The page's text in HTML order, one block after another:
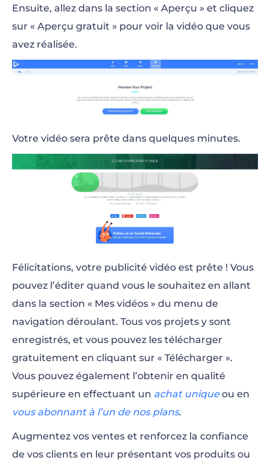
Ensuite, allez dans la section « Aperçu » et cliquez
sur « Aperçu gratuit » pour voir la vidéo que vous
avez réalisée.
Votre vidéo sera prête dans quelques minutes.
Félicitations, votre publicité vidéo est prête ! Vous
pouvez l’éditer quand vous le souhaitez en allant
dans la section « Mes vidéos » du menu de
navigation déroulant. Tous vos projets y sont
enregistrés, et vous pouvez les télécharger
gratuitement en cliquant sur « Télécharger ».
Vous pouvez également l’obtenir en qualité
supérieure en effectuant un achat uniqueou en
vous abonnant à l’un de nos plans.
Augmentez vos ventes et renforcez la confiance
de vos clients en leur présentant vos produits ou